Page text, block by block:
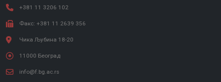
+381 11 3206 102
Факс: +381 11 2639 356
Чика Љубина 18-20
11000 Београд
info@f.bg.ac.rs